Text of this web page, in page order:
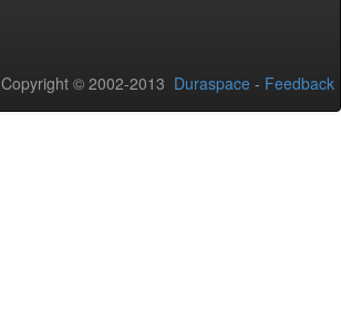
Copyright © 2002-2013 Duraspace - Feedback